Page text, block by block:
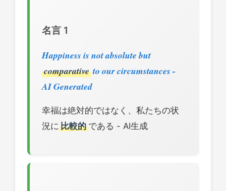
名言 1
Happiness is not absolute but
comparative to our circumstances -
AI Generated
幸福は絶対的ではなく、私たちの状
況に 比較的である - AI生成